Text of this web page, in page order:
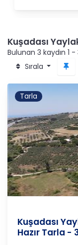
Kuşadası
Bulunan 3 kaydın 1
Sırala
Tarla
Kuşadası
Hazır Tarla -